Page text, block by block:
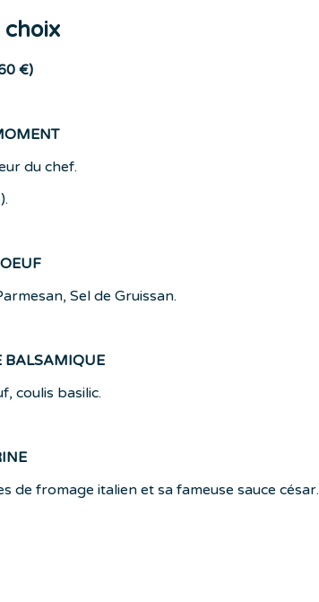
choix
€)
du chef.
Sel de Gruissan.
BALSAMIQUE
coulis basilic.
de fromage italien et sa fameuse sauce césar.